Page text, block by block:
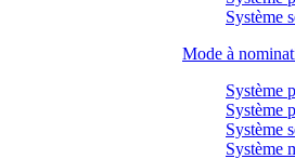
Système
Mode à
Système
Système
Système
Système